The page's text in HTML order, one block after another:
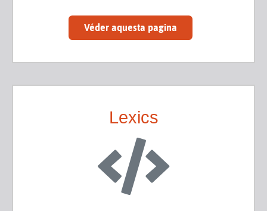
Véder aquesta pagina
Lexics